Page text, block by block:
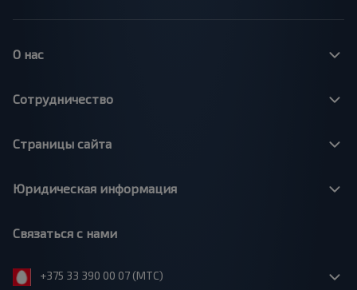
О нас
Сотрудничество
Страницы сайта
Юридическая информация
Связаться с нами
+375 33 390 00 07 (МТС)